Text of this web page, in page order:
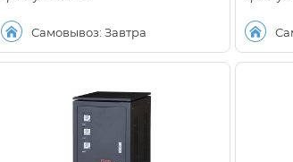
Самовывоз: Завтра